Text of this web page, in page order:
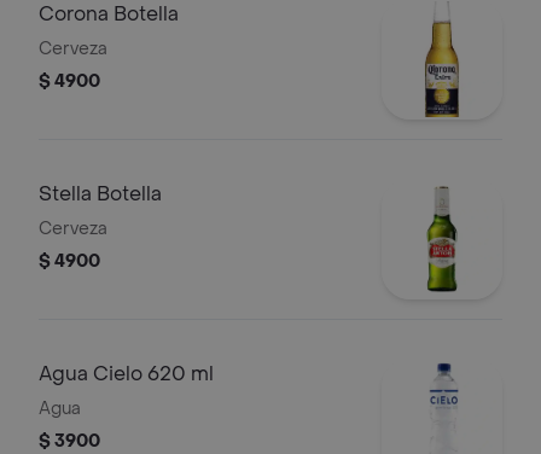
Corona Botella
Cerveza
$ 4900
Stella Botella
Cerveza
$ 4900
Agua Cielo 620 ml
Agua
$ 3900